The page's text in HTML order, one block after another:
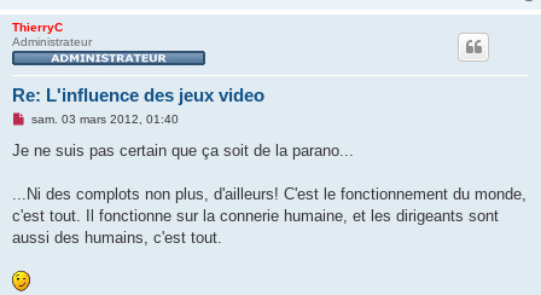
ThierryC
Administrateur
Re: L'influence des jeux video
M
s
g
n
o
u
sam. 03 mars 2012, 01:40
Je ne suis pas certain que ça soit de la parano...
...Ni des complots non plus, d'ailleurs! C'est le fonctionnement du monde,
c'est tout. Il fonctionne sur la connerie humaine, et les dirigeants sont
aussi des humains, c'est tout.